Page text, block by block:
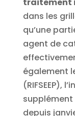
dans les
qu’une
agent de
également
(RIFSEEP),
depuis